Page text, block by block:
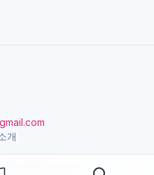
개
All rights reserved.